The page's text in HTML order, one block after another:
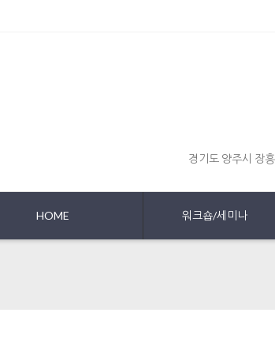
경기도 양주시 장
HOME 워크숍/세미나